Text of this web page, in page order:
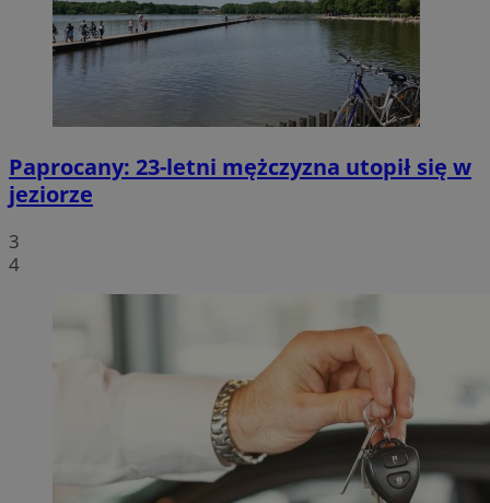
Paprocany: 23-letni mężczyzna utopił się w
jeziorze
3
4